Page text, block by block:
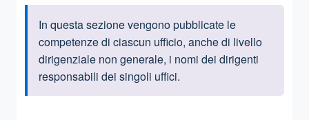
Informazioni introduttive
In questa sezione vengonopubblicate le
competenze di ciascun ufficio, anche di livello
dirigenziale non generale, i nomi dei dirigenti
responsabili dei singoli uffici.